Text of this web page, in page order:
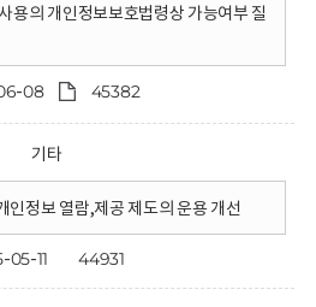
용의 개인정보보호법령상 가능여부 질
08 45382
기타
인정보 열람,제공 제도의 운용 개선
05-11 44931